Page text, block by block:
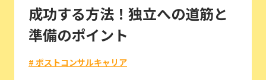
成功する方法！独立への道筋と
準備のポイント
# ポストコンサルキャリア